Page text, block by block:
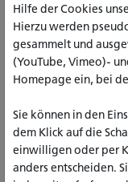
Hilfe der Cookies
Hierzu werden
gesammelt und
(YouTube, Vimeo)-
Homepage ein, bei
Sie können in den
dem Klick auf die
einwilligen oder per
anders entscheiden.